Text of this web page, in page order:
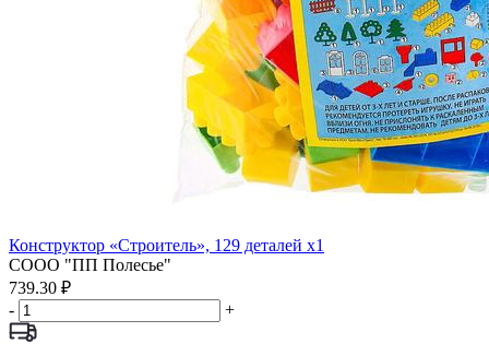
Конструктор «Строитель», 129 деталей x1
СООО "ПП Полесье"
739.30 ₽
-
+